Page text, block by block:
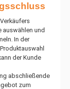
auswählen und
In der
der Kunde
abschließende
zum